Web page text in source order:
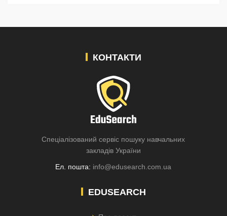
КОНТАКТИ
Спеціалізований сервіс пошуку навчальних
закладів України
Ел. пошта: info@edusearch.com.ua
EDUSEARCH